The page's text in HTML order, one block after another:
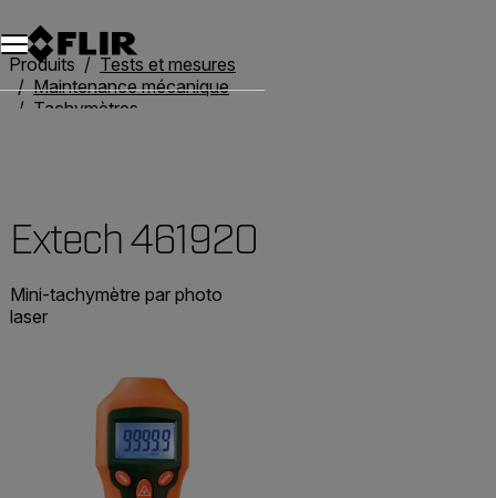
Unread messages
Modèle
Supprimer
articles
article
Ajouter au panier
Ajouté au panier
Produits
Tests et mesures
Maintenance mécanique
Tachymètres
Extech 461920
Mini-tachymètre par photo
laser